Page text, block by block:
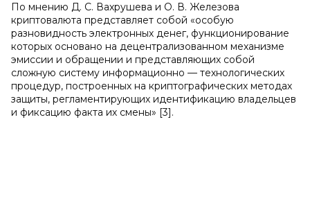
По мнению Д. С. Вахрушева и О. В. Железова
криптовалюта представляет собой «особую
разновидность электронных денег, функционирование
которых основано на децентрализованном механизме
эмиссии и обращении и представляющих собой
сложную систему информационно — технологических
процедур, построенных на криптографических методах
защиты, регламентирующих идентификацию владельцев
и фиксацию факта их смены» [3].